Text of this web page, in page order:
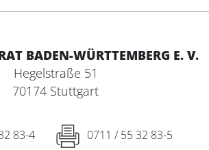
BADEN-WÜRTTEMBERG E. V.
Hegelstraße 51
70174 Stuttgart
83-4 0711 / 55 32 83-5